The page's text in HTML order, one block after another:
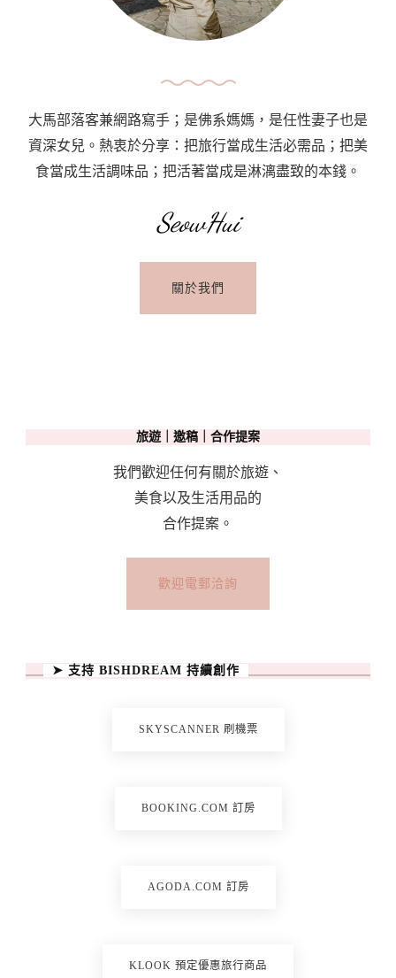
大馬部落客兼網路寫手；是佛系媽媽，是任性妻子也是
資深女兒。熱衷於分享：把旅行當成生活必需品；把美
食當成生活調味品；把活著當成是淋漓盡致的本錢。
SeowHui
關於我們
旅遊｜邀稿｜合作提案
我們歡迎任何有關於旅遊、
美食以及生活用品的
合作提案。
歡迎電郵洽詢
➤ 支持 BISHDREAM 持續創作
SKYSCANNER 刷機票
BOOKING.COM 訂房
AGODA.COM 訂房
KLOOK 預定優惠旅行商品